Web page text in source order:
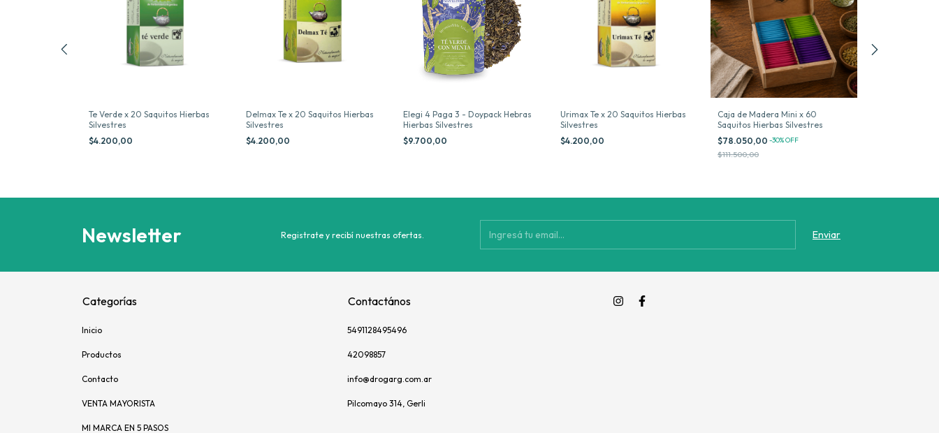
Te Verde x 20 Saquitos Hierbas
Silvestres
$4.200,00
Delmax Te x 20 Saquitos Hierbas
Silvestres
$4.200,00
Elegi 4 Paga 3 - Doypack Hebras
Hierbas Silvestres
$9.700,00
Urimax Te x 20 Saquitos Hierbas
Silvestres
$4.200,00
Caja de Madera Mini x 60
Saquitos Hierbas Silvestres
$78.050,00 -30%OFF
$111.500,00
Newsletter Registrate y recibí nuestras ofertas.
Categorías
Inicio
Productos
Contacto
VENTA MAYORISTA
MI MARCA EN 5 PASOS
Contactános
5491128495496
42098857
info@drogarg.com.ar
Pilcomayo 314, Gerli